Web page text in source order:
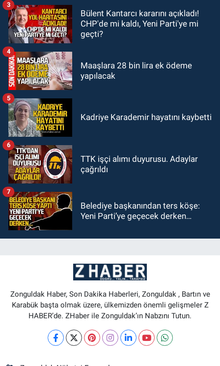
GÜNDEM
18:18Gurbetçi Elmaslar
Zonguldakspor’a destek oldu
Bülent Kantarcı kararını açıkladı!
CHP'de mi kaldı, Yeni Parti'ye mi
geçti?
3
Maaşlara 28 bin lira ek ödeme
yapılacak
4
Kadriye Karademir hayatını kaybetti
5
TTK işçi alımı duyurusu. Adaylar
çağrıldı
6
Belediye başkanından ters köşe:
Yeni Parti’ye geçecek derken…
7
Zonguldak Haber, Son Dakika Haberleri, Zonguldak , Bartın ve
Karabük başta olmak üzere, ülkemizden önemli gelişmeler Z
HABER’de. ZHaber ile Zonguldak’ın Nabzını Tutun.